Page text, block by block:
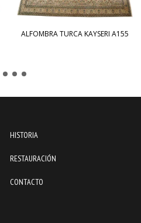
ALFOMBRA TURCA KAYSERI A155
HISTORIA
RESTAURACIÓN
CONTACTO